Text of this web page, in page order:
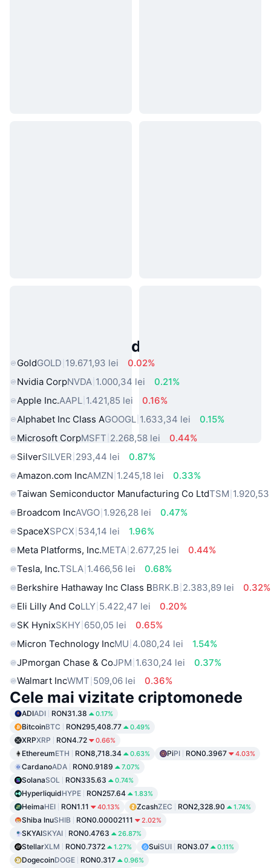
Active Populare din Lumea Reală
GoldGOLD 19.671,93 lei
0.02%
Nvidia CorpNVDA 1.000,34 lei
0.21%
Apple Inc.AAPL 1.421,85 lei
0.16%
Alphabet Inc Class AGOOGL 1.633,34 lei
0.15%
Microsoft CorpMSFT 2.268,58 lei
0.44%
SilverSILVER 293,44 lei
0.87%
Amazon.com IncAMZN 1.245,18 lei
0.33%
Taiwan Semiconductor Manufacturing Co LtdTSM
Broadcom IncAVGO 1.926,28 lei
0.47%
SpaceXSPCX 534,14 lei
1.96%
Meta Platforms, Inc.META 2.677,25 lei
0.44%
Tesla, Inc.TSLA 1.466,56 lei
0.68%
Berkshire Hathaway Inc Class BBRK.B 2.383,89 lei
0.32%
Eli Lilly And CoLLY 5.422,47 lei
0.20%
SK HynixSKHY 650,05 lei
0.65%
Micron Technology IncMU 4.080,24 lei
1.54%
JPmorgan Chase & CoJPM 1.630,24 lei
0.37%
Walmart IncWMT 509,06 lei 0.36%
Cele mai vizitate criptomonede
ADIADI RON31.38 0.17%
BitcoinBTC RON295,408.77 0.49%
XRPXRP RON4.72 0.66%
EthereumETH RON8,718.34 0.63% PiPI RON0.3967 4.03%
CardanoADA RON0.9189 7.07%
SolanaSOL RON335.63 0.74%
HyperliquidHYPE RON257.64 1.83%
HeimaHEI RON1.11 40.13% ZcashZEC RON2,328.90 1.74%
Shiba InuSHIB RON0.00002111 2.02%
SKYAISKYAI RON0.4763 26.87%
StellarXLM RON0.7372 1.27% SuiSUI RON3.07 0.11%
DogecoinDOGE RON0.317 0.96%